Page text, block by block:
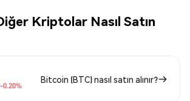
Kriptolar Nasıl Satın
-0.20%
Bitcoin (BTC) nasıl satın alınır?